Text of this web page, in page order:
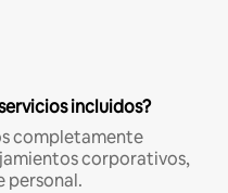
incluidos?
completamente
corporativos,
personal.